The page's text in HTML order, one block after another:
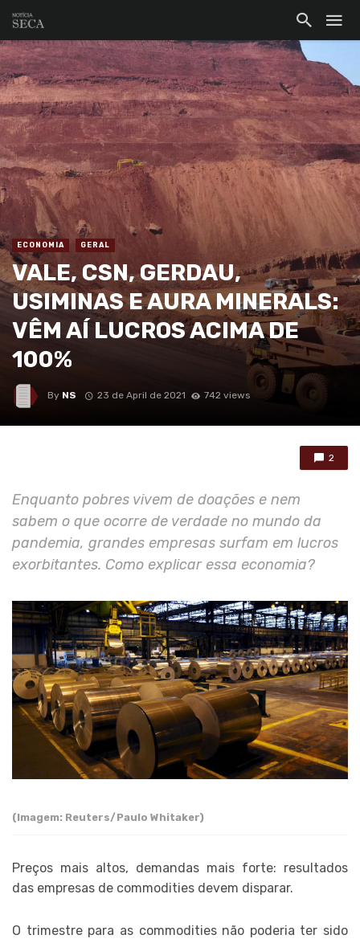
ECONOMIA GERAL
VALE, CSN, GERDAU,
USIMINAS E AURA MINERALS:
VÊM AÍ LUCROS ACIMA DE
100%
By NS 23 de April de 2021 742 views
2
Enquanto pobres vivem de doações e nem
sabem o que ocorre de verdade no mundo da
pandemia, grandes empresas surfam em lucros
exorbitantes. Como explicar essa economia?
(Imagem: Reuters/Paulo Whitaker)
Preços mais altos, demandas mais forte: resultados
das empresas de commodities devem disparar.
O trimestre para as commodities não poderia ter sido